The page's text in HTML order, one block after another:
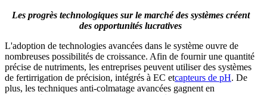
Les progrès technologiques sur le marché des systèmes créent
des opportunités lucratives
L'adoption de technologies avancées dans le système ouvre de
nombreuses possibilités de croissance. Afin de fournir une quantité
précise de nutriments, les entreprises peuvent utiliser des systèmes
de fertirrigation de précision, intégrés à EC etcapteurs de pH. De
plus, les techniques anti-colmatage avancées gagnent en